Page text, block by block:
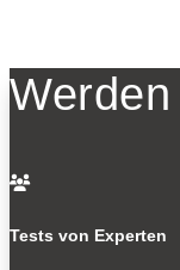

Tests von Experten